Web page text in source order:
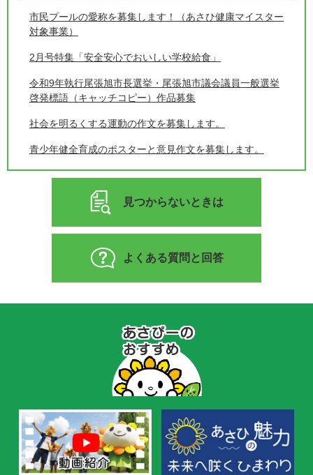
市民プールの愛称を募集します！（あさひ健康マイスター
対象事業）
2月号特集「安全安心でおいしい学校給食」
令和9年執行尾張旭市長選挙・尾張旭市議会議員一般選挙
啓発標語（キャッチコピー）作品募集
社会を明るくする運動の作文を募集します。
青少年健全育成のポスターと意見作文を募集します。
見つからないときは
よくある質問と回答
の
お
す
め